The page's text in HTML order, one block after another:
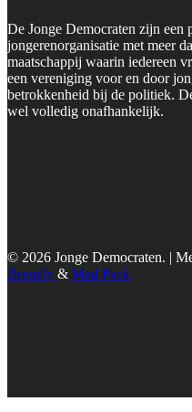
De Jonge Democraten zijn een
jongerenorganisatie met meer
maatschappij waarin iedereen
een vereniging voor en door
betrokkenheid bij de politiek.
wel volledig onafhankelijk.
© 2026 Jonge Democraten. |
Brendly & Mad Pack